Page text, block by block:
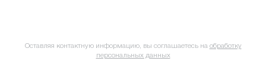
Оставляя контактную информацию, вы соглашаетесь на обработку
персональных данных